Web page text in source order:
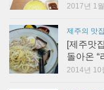
2017년 1
제주의 맛
[제주맛
돌아온 “
2014년 10